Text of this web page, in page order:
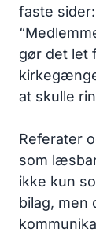
faste
gør det let
at skulle
Referater
som
ikke kun
bilag, men